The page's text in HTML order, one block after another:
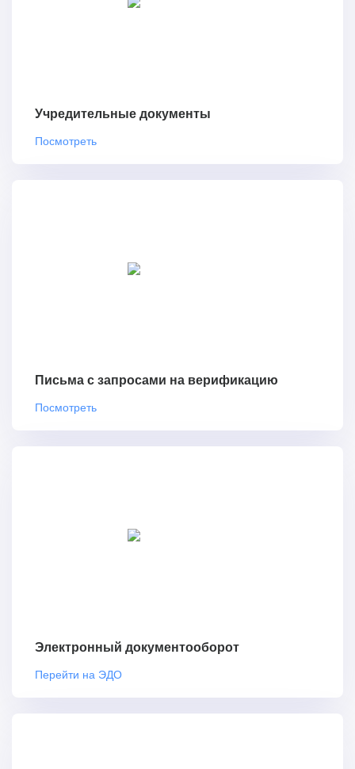
Учредительные документы
Посмотреть
Письма с запросами на верификацию
Посмотреть
Электронный документооборот
Перейти на ЭДО